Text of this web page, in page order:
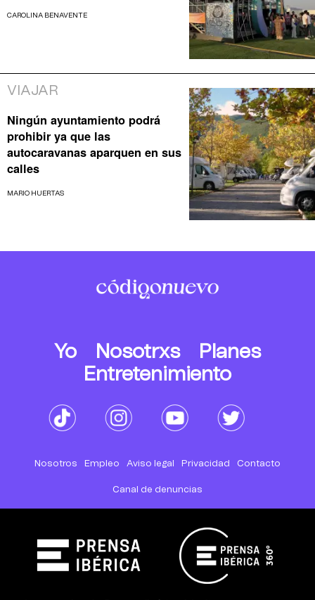
CAROLINA BENAVENTE
VIAJAR
Ningún ayuntamiento podrá
prohibir ya que las
autocaravanas aparquen en sus
calles
MARIO HUERTAS
Yo Nosotrxs
Planes
Entretenimiento
Nosotros Empleo Aviso legal Privacidad Contacto
Canal de denuncias